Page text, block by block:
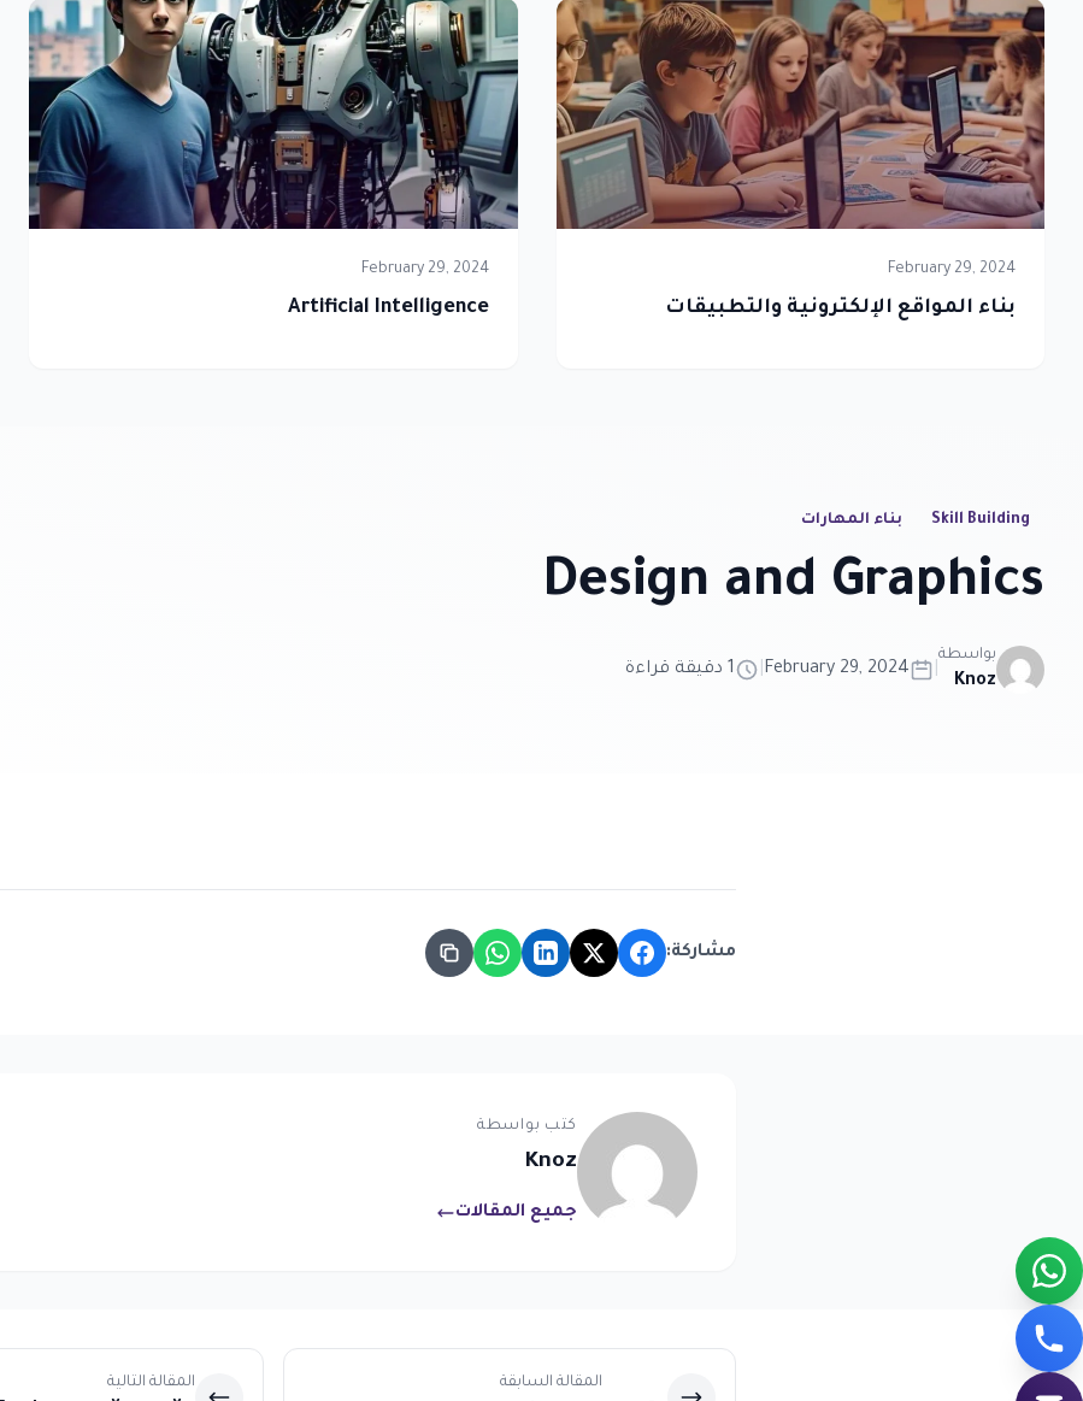
February 29, 2024
بناء المواقع الإلكترونية والتطبيقات
February 29, 2024
Artificial Intelligence
Skill Building بناء المهارات
Design and Graphics
بواسطة
Knoz
February 29, 2024 1 دقيقة قراءة
مشاركة:
كتب بواسطة
Knoz
جميع المقالات
المقالة السابقة المقالة التالية